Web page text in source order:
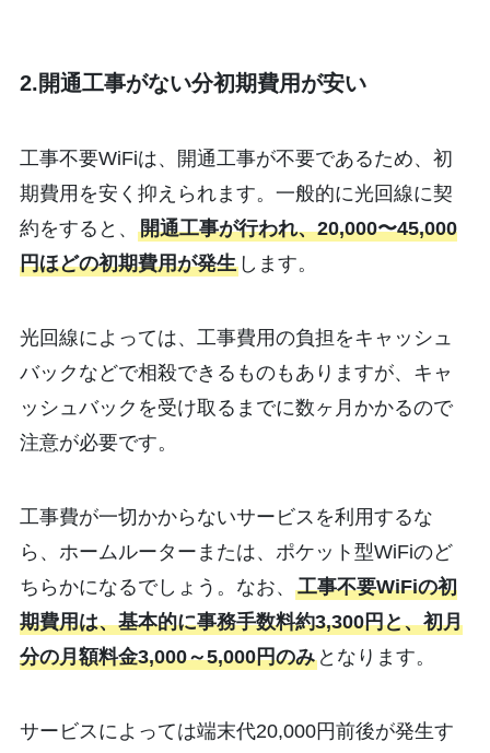
2.開通工事がない分初期費用が安い
工事不要WiFiは、開通工事が不要であるため、初
期費用を安く抑えられます。一般的に光回線に契
約をすると、 開通工事が行われ、20,000〜45,000
円ほどの初期費用が発生します。
光回線によっては、工事費用の負担をキャッシュ
バックなどで相殺できるものもありますが、キャ
ッシュバックを受け取るまでに数ヶ月かかるので
注意が必要です。
工事費が一切かからないサービスを利用するな
ら、ホームルーターまたは、ポケット型WiFiのど
ちらかになるでしょう。なお、 工事不要WiFiの初
期費用は、基本的に事務手数料約3,300円と、初月
分の月額料金3,000～5,000円のみとなります。
サービスによっては端末代20,000円前後が発生す